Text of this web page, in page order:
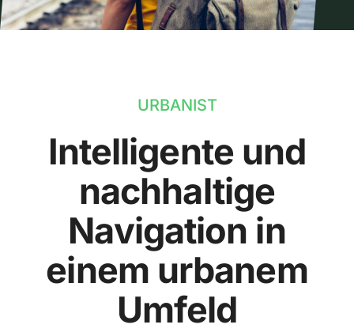
URBANIST
Intelligente und
nachhaltige
Navigation in
einem urbanem
Umfeld